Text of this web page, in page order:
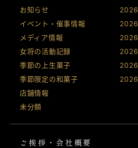
お知らせ
イベント・催事情報
メディア情報
女将の活動記録
季節の上生菓子
季節限定の和菓子
店舗情報
未分類
ご挨拶・会社概要